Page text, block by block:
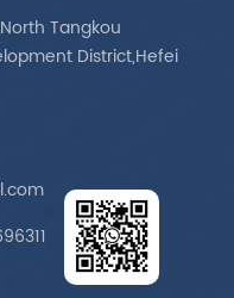
Tangkou
District,Hefei